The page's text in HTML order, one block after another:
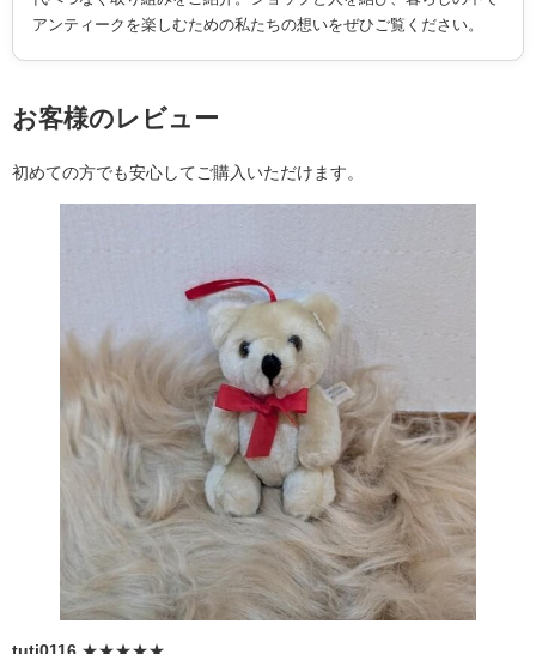
アンティークを楽しむための私たちの想いをぜひご覧ください。
お客様のレビュー
初めての方でも安心してご購入いただけます。